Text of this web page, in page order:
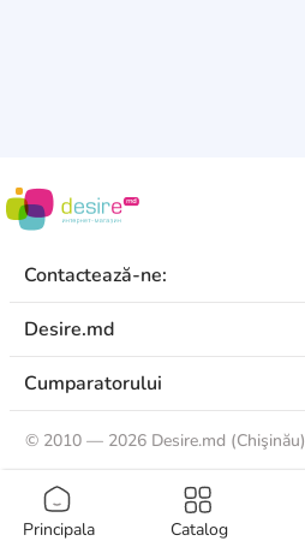
Principala Catalog
Contactează-ne:
Desire.md
Cumparatorului
© 2010 — 2026 Desire.md (Chişinău)